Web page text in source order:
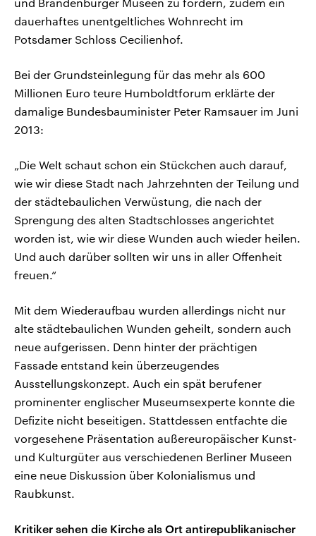
dauerhaftes unentgeltliches Wohnrecht im
Potsdamer Schloss Cecilienhof.
Bei der Grundsteinlegung für das mehr als 600
Millionen Euro teure Humboldtforum erklärte der
damalige Bundesbauminister Peter Ramsauer im Juni
2013:
„Die Welt schaut schon ein Stückchen auch darauf,
wie wir diese Stadt nach Jahrzehnten der Teilung und
der städtebaulichen Verwüstung, die nach der
Sprengung des alten Stadtschlosses angerichtet
worden ist, wie wir diese Wunden auch wieder heilen.
Und auch darüber sollten wir uns in aller Offenheit
freuen.“
Mit dem Wiederaufbau wurden allerdings nicht nur
alte städtebaulichen Wunden geheilt, sondern auch
neue aufgerissen. Denn hinter der prächtigen
Fassade entstand kein überzeugendes
Ausstellungskonzept. Auch ein spät berufener
prominenter englischer Museumsexperte konnte die
Defizite nicht beseitigen. Stattdessen entfachte die
vorgesehene Präsentation außereuropäischer Kunst-
und Kulturgüter aus verschiedenen Berliner Museen
eine neue Diskussion über Kolonialismus und
Raubkunst.
Kritiker sehen die Kirche als Ort antirepublikanischer